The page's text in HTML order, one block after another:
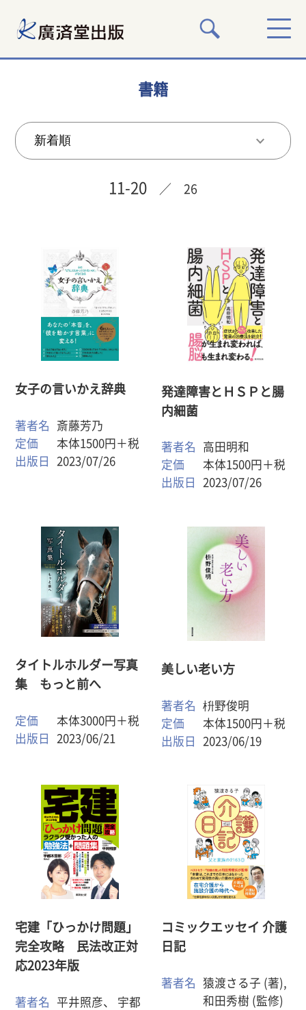
書籍
11-20 ／ 26
女子の言いかえ辞典
著者名
斎藤芳乃
定価
本体1500円＋税
出版日
2023/07/26
発達障害とＨＳＰと腸
内細菌
著者名
高田明和
定価
本体1500円＋税
出版日
2023/07/26
タイトルホルダー写真
集 もっと前へ
定価
本体3000円＋税
出版日
2023/06/21
美しい老い方
著者名
枡野俊明
定価
本体1500円＋税
出版日
2023/06/19
宅建「ひっかけ問題」
完全攻略 民法改正対
応2023年版
著者名
平井照彦、 宇都
コミックエッセイ 介護
日記
著者名
猿渡さる子 (著),
和田秀樹 (監修)